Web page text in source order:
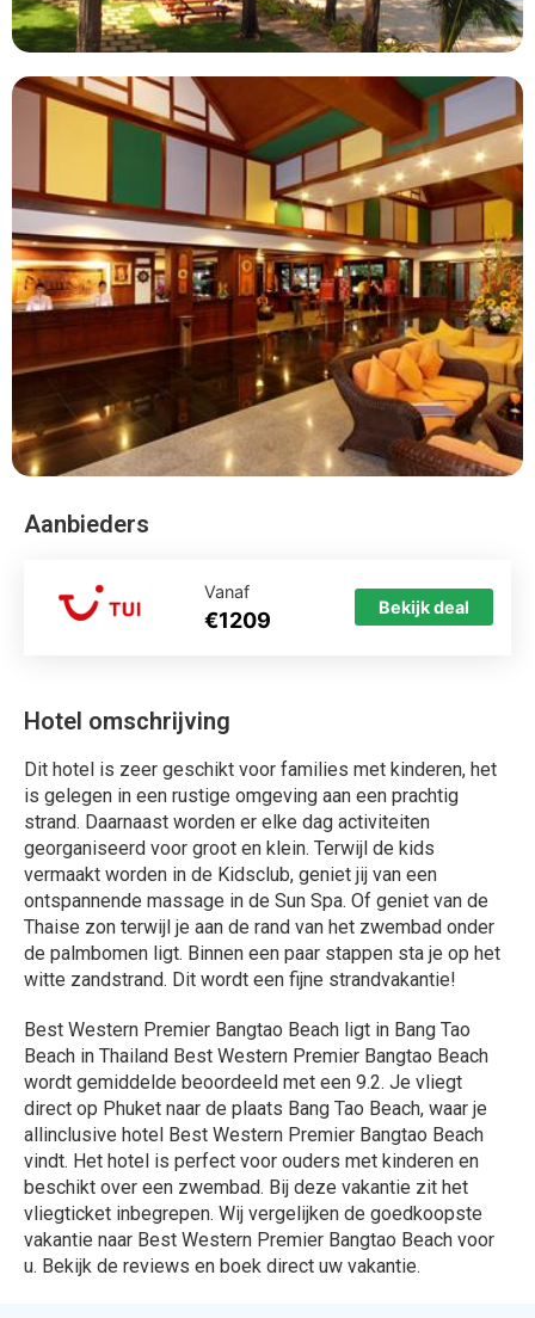
Hotel omschrijving
Dit hotel is zeer geschikt voor families met kinderen, het
is gelegen in een rustige omgeving aan een prachtig
strand. Daarnaast worden er elke dag activiteiten
georganiseerd voor groot en klein. Terwijl de kids
vermaakt worden in de Kidsclub, geniet jij van een
ontspannende massage in de Sun Spa. Of geniet van de
Thaise zon terwijl je aan de rand van het zwembad onder
de palmbomen ligt. Binnen een paar stappen sta je op het
witte zandstrand. Dit wordt een fijne strandvakantie!
Best Western Premier Bangtao Beach ligt in Bang Tao
Beach in Thailand Best Western Premier Bangtao Beach
wordt gemiddelde beoordeeld met een 9.2. Je vliegt
direct op Phuket naar de plaats Bang Tao Beach, waar je
allinclusive hotel Best Western Premier Bangtao Beach
vindt. Het hotel is perfect voor ouders met kinderen en
beschikt over een zwembad. Bij deze vakantie zit het
vliegticket inbegrepen. Wij vergelijken de goedkoopste
vakantie naar Best Western Premier Bangtao Beach voor
u. Bekijk de reviews en boek direct uw vakantie.
Aanbieders
Vanaf
€1209 Bekijk deal